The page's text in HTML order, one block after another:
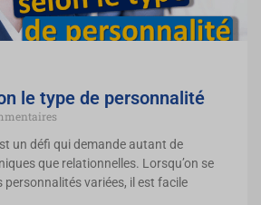
le type de personnalité
un défi qui demande autant de
que relationnelles. Lorsqu’on se
personnalités variées, il est facile